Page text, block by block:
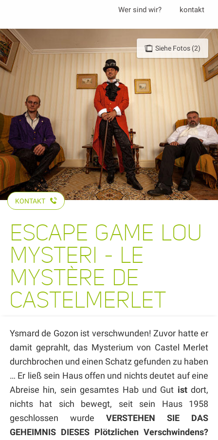
contenu
principal
Wer sind wir? kontakt
Siehe Fotos (2)
KONTAKT
ESCAPE GAME LOU
MYSTERI - LE
MYSTÈRE DE
CASTELMERLET
Ysmard de Gozon ist verschwunden! Zuvor hatte er
damit geprahlt, das Mysterium von Castel Merlet
durchbrochen und einen Schatz gefunden zu haben
… Er ließ sein Haus offen und nichts deutet auf eine
Abreise hin, sein gesamtes Hab und Gut istdort,
nichts hat sich bewegt, seit sein Haus 1958
geschlossen wurde VERSTEHEN SIE DAS
GEHEIMNIS DIESES Plötzlichen Verschwindens?